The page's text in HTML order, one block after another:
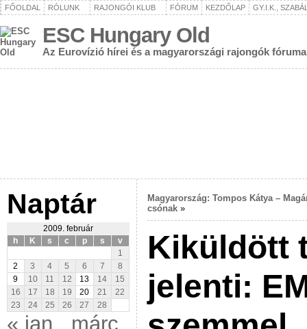
FŐOLDAL RÓLUNK RAJONGÓI KLUB FÓRUM KEZDŐLAP GY.I.K.,
ESC Hungary Old
Az Eurovízió hírei és a magyarországi rajongók fóruma
Naptár
2009. február
h
K s c p s
v
1
2
3 4 5 6 7
8
9
10 11 12 13 14
15
16
17 18 19 20 21
22
23
24 25 26 27 28
« jan
márc
Magyarország: Tompos Kátya –
csónak »
Kiküldött
jelenti: